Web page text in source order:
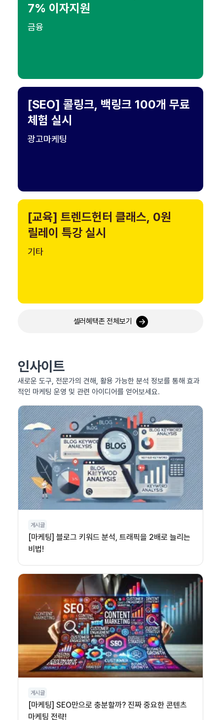
7% 이자지원
금융
[SEO] 콜링크, 백링크 100개 무료
체험 실시
광고마케팅
[교육] 트렌드헌터 클래스, 0원
릴레이 특강 실시
기타
셀러혜택존 전체보기
인사이트
새로운 도구, 전문가의 견해, 활용 가능한 분석 정보를 통해 효과
적인 마케팅 운영 및 관련 아이디어를 얻어보세요.
게시글
[마케팅] 블로그 키워드 분석, 트래픽을 2배로 늘리는
비법!
게시글
[마케팅] SEO만으로 충분할까? 진짜 중요한 콘텐츠
마케팅 전략!